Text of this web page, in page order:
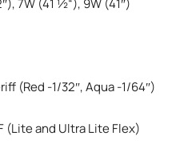
(Red -1/32″, Aqua -1/64″)
(Lite and Ultra Lite Flex)